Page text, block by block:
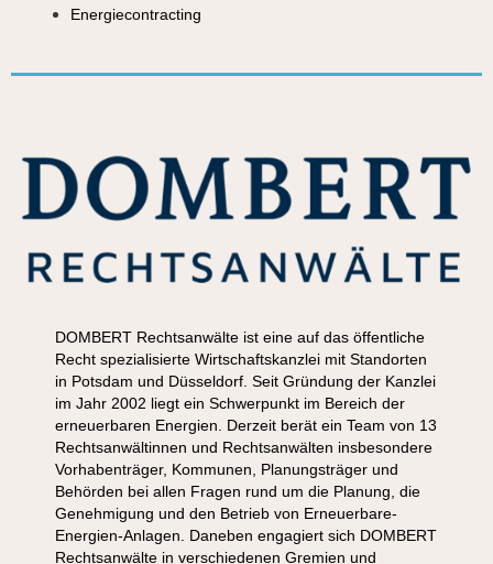
Energiecontracting
DOMBERT Rechtsanwälte ist eine auf das öffentliche
Recht spezialisierte Wirtschaftskanzlei mit Standorten
in Potsdam und Düsseldorf. Seit Gründung der Kanzlei
im Jahr 2002 liegt ein Schwerpunkt im Bereich der
erneuerbaren Energien. Derzeit berät ein Team von 13
Rechtsanwältinnen und Rechtsanwälten insbesondere
Vorhabenträger, Kommunen, Planungsträger und
Behörden bei allen Fragen rund um die Planung, die
Genehmigung und den Betrieb von Erneuerbare-
Energien-Anlagen. Daneben engagiert sich DOMBERT
Rechtsanwälte in verschiedenen Gremien und